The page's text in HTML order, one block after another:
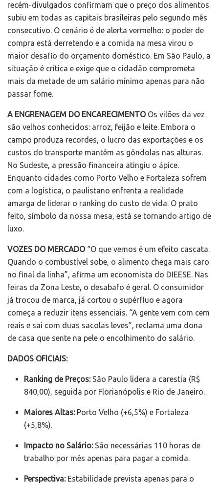
recém-divulgados confirmam que o preço dos alimentos
subiu em todas as capitais brasileiras pelo segundo mês
consecutivo. O cenário é de alerta vermelho: o poder de
compra está derretendo e a comida na mesa virou o
maior desafio do orçamento doméstico. Em São Paulo, a
situação é crítica e exige que o cidadão comprometa
mais da metade de um salário mínimo apenas para não
passar fome.
A ENGRENAGEM DO ENCARECIMENTOOs vilões da vez
são velhos conhecidos: arroz, feijão e leite. Embora o
campo produza recordes, o lucro das exportações e os
custos do transporte mantêm as gôndolas nas alturas.
No Sudeste, a pressão financeira atingiu o ápice.
Enquanto cidades como Porto Velho e Fortaleza sofrem
com a logística, o paulistano enfrenta a realidade
amarga de liderar o ranking do custo de vida. O prato
feito, símbolo da nossa mesa, está se tornando artigo de
luxo.
VOZES DO MERCADO“O que vemos é um efeito cascata.
Quando o combustível sobe, o alimento chega mais caro
no final da linha”, afirma um economista do DIEESE. Nas
feiras da Zona Leste, o desabafo é geral. O consumidor
já trocou de marca, já cortou o supérfluo e agora
começa a reduzir itens essenciais. “A gente vem com cem
reais e sai com duas sacolas leves”, reclama uma dona
de casa que sente na pele o encolhimento do salário.
DADOS OFICIAIS:
Ranking de Preços:São Paulo lidera a carestia (R$
840,00), seguida por Florianópolis e Rio de Janeiro.
Maiores Altas:Porto Velho (+6,5%) e Fortaleza
(+5,8%).
Impacto no Salário:São necessárias 110 horas de
trabalho por mês apenas para pagar a comida.
Perspectiva:Estabilidade prevista apenas para o